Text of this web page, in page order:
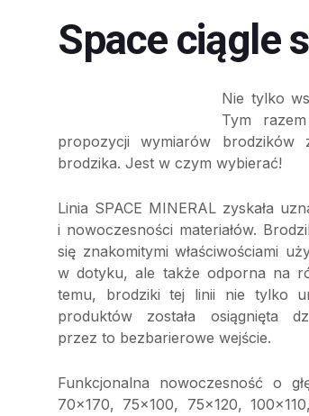
Space ciągle
Nie tylko
Tym
propozycji wymiarów brodzików
brodzika. Jest w czym wybierać!
Linia SPACE MINERAL zyskała
i nowoczesności materiałów.
się znakomitymi właściwościami
w dotyku, ale także odporna na
temu, brodziki tej linii nie tylko
produktów została osiągnięta
przez to bezbarierowe wejście.
Funkcjonalna nowoczesność o
70×170, 75×100, 75×120,